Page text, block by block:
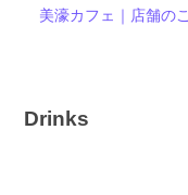
美濠カフェ｜店舗の
Drinks